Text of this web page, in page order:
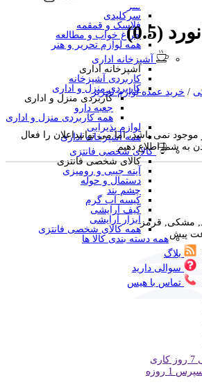
متر
سرکلیدی
فلاسک و قمقمه
چراغ خواب و مطالعه
همه لوازم تحریر و هنر
آشپزخانه اداری
آشپزخانه اداری
کاربردی آشپزخانه
کاربردی منزل و اداری
کاربردی منزل و اداری
جعبه دارو
همه کاربردی منزل و اداری
لوازم پذیرایی
همه آشپزخانه اداری
کالای شخصی فانتزی
کالای شخصی فانتزی
آینه جیبی و رومیزی
دستمال و حوله
چشم بند
کیسه آب گرم
کیف آرایشی
ابزار آرایشی
همه کالای شخصی فانتزی
همه دسته بندی کالا ها
بلاگ
سوالی دارید
تماس با هیس
(0.5)
/ خرید عمده لوازم تحریر
نمی باشد، اما می توانیداعلان را فعال
به شما اطلاع دهیم
1 روزه